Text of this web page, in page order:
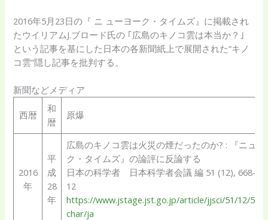
2016年5月23日の『 ニ ューヨーク・タイムズ』に掲載され
たウイリアムJ.ブロード氏の ｢広島のキノコ雲は本当か？｣
という記事を基にした日本の各新聞紙上で展開された“キノ
コ雲”隠し記事を批判する。
新聞などメディア
西暦
和
暦
原爆
2016
年
平
成
28
年
広島のキノコ雲は火災の煙だったのか? : 『ニュー
ク・タイムズ』の論評に反論する
日本の科学者 日本科学者会議 編 51 (12), 668-
12
https://www.jstage.jst.go.jp/article/jjsci/51/12/
char/ja